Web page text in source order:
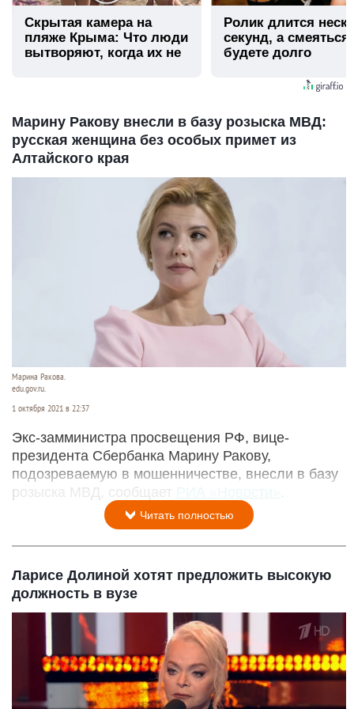
Скрытая камера на
пляже Крыма: Что люди
вытворяют, когда их не
Ролик длится
секунд, а
будете долго
Марину Ракову внесли в базу розыска МВД:
русская женщина без особых примет из
Алтайского края
Марина Ракова.
edu.gov.ru.
1 октября 2021 в 22:37
Экс-замминистра просвещения РФ, вице-
президента Сбербанка Марину Ракову,
подозреваемую в мошенничестве, внесли в базу
розыска МВД, сообщает РИА «Новости»
Читать полностью
Ларисе Долиной хотят предложить высокую
должность в вузе